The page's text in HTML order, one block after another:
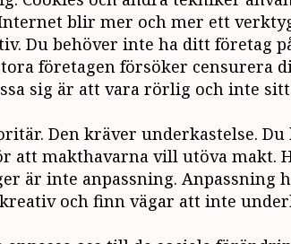
blir mer och mer ett
Du behöver inte ha ditt företag
företagen försöker censurera
sig är att vara rörlig och inte
Den kräver underkastelse.
att makthavarna vill utöva makt.
är inte anpassning. Anpassning
och finn vägar att inte